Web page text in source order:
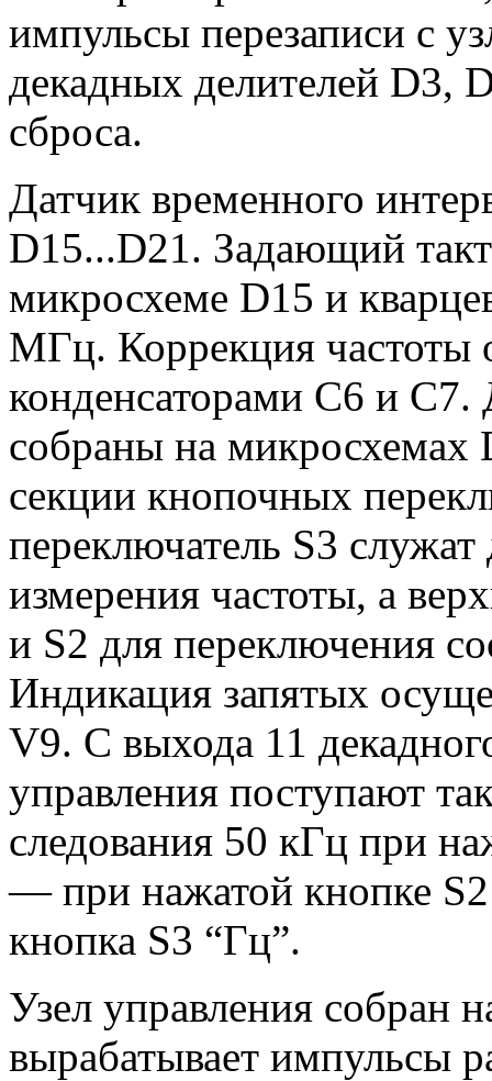
импульсы перезаписи с
декадных делителей
сброса.
Датчик временного
D15...D21. Задающий
микросхеме D15 и
МГц. Коррекция частоты
конденсаторами С6 и С7.
собраны на
секции кнопочных
переключатель S3
измерения частоты, а
и S2 для переключения
Индикация запятых
V9. С выхода 11
управления поступают
следования 50 кГц при
— при нажатой кнопке
кнопка S3 “Гц”.
Узел управления собран
вырабатывает импульсы